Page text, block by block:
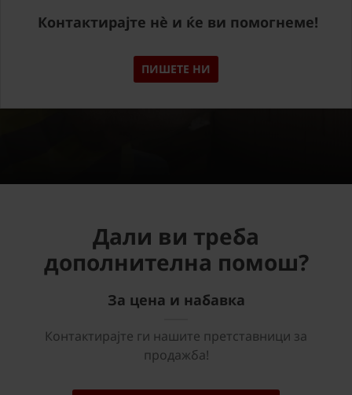
Контактирајте нè и ќе ви помогнеме!
ПИШЕТЕ НИ
Дали ви треба
дополнителна помош?
За цена и набавка
Контактирајте ги нашите претставници за
продажба!